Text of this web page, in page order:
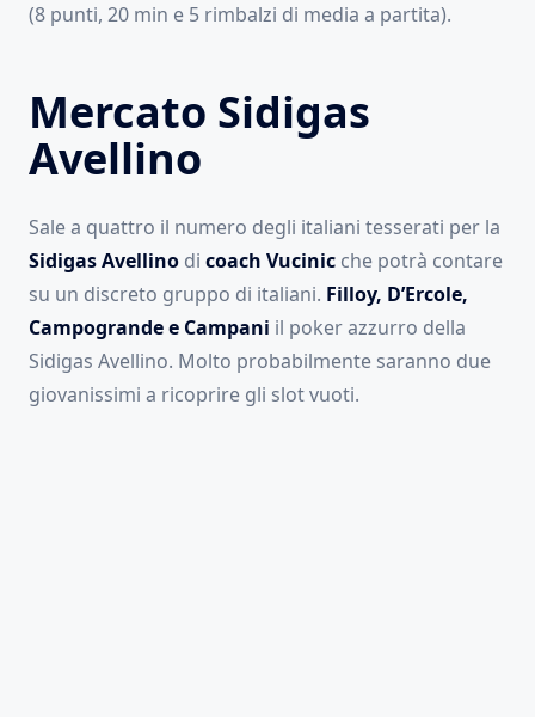
(8 punti, 20 min e 5 rimbalzi di media a partita).
Mercato Sidigas
Avellino
Sale a quattro il numero degli italiani tesserati per la
Sidigas Avellino di coach Vucinic che potrà contare
su un discreto gruppo di italiani. Filloy, D’Ercole,
Campogrande e Campani il poker azzurro della
Sidigas Avellino. Molto probabilmente saranno due
giovanissimi a ricoprire gli slot vuoti.